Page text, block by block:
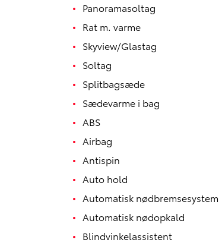
Panoramasoltag
Rat m. varme
Skyview/Glastag
Soltag
Splitbagsæde
Sædevarme i bag
ABS
Airbag
Antispin
Auto hold
Automatisk nødbremsesystem
Automatisk nødopkald
Blindvinkelassistent